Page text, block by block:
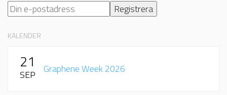
KALENDER
21
SEP Graphene Week 2026